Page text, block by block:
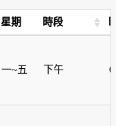
星期 時段
一~五 下午 0